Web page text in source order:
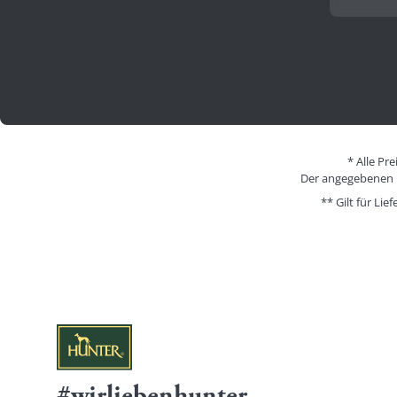
* Alle
Der
** Gilt für